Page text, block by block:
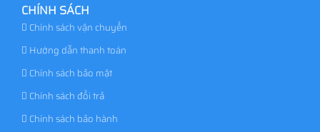
CHÍNH SÁCH
Chính sách vận chuyển
Hướng dẫn thanh toán
Chính sách bảo mật
Chính sách đổi trả
Chính sách bảo hành